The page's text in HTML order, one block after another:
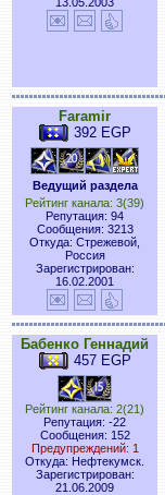
Faramir
392 EGP
Ведущий раздела
Рейтинг канала: 3(39)
Репутация: 94
Сообщения: 3213
Откуда: Стрежевой,
Россия
Зарегистрирован:
16.02.2001
Бабенко Геннадий
457 EGP
Рейтинг канала: 2(21)
Репутация: -22
Сообщения: 152
Предупреждений: 1
Откуда: Нефтекумск.
Зарегистрирован:
21.06.2009